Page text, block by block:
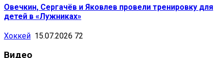
Овечкин, Сергачёв и Яковлев провели тренировку для
детей в «Лужниках»
Хоккей 15.07.2026 72
Видео